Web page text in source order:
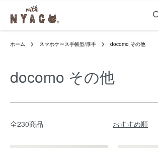
ホーム スマホケース手帳型/厚手 docomo その他
docomo その他
全230商品 おすすめ順